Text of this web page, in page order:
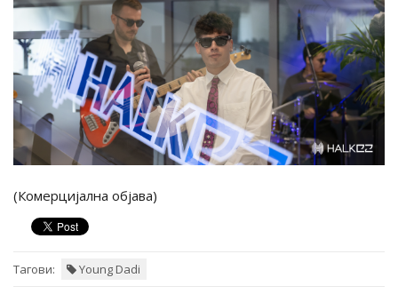
(Комерцијална објава)
Тагови: Young Dadi